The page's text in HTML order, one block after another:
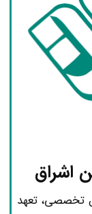
اشراق
تخصصی، تعهد